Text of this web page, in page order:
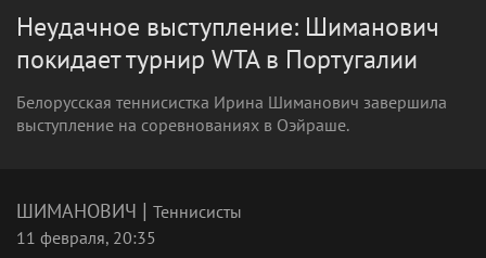
Неудачное выступление: Шиманович
покидает турнир WTA в Португалии
Белорусская теннисистка Ирина Шиманович завершила
выступление на соревнованиях в Оэйраше.
ШИМАНОВИЧ | Теннисисты
11 февраля, 20:35